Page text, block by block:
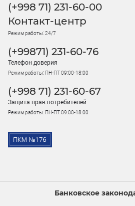
(+998 71) 231-60-00
Контакт-центр
Режим работы: 24/7
(+99871) 231-60-76
Телефон доверия
Режим работы: ПН-ПТ 09:00-18:00
(+998 71) 231-60-67
Защита прав потребителей
Режим работы: ПН-ПТ 09:00-18:00
Банковское